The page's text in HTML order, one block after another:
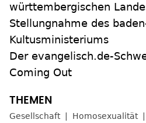
württembergischen
Stellungnahme des
Kultusministeriums
Der evangelisch.de-
Coming Out
Gesellschaft Homosexualität